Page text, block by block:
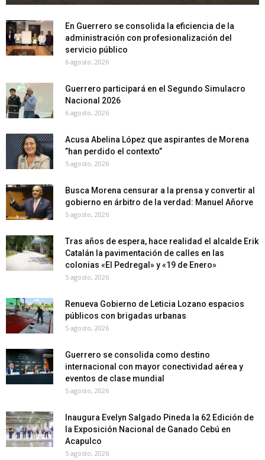
En Guerrero se consolida la eficiencia de la
administración con profesionalización del
servicio público
6 agosto, 2026
Guerrero participará en el Segundo Simulacro
Nacional 2026
6 agosto, 2026
Acusa Abelina López que aspirantes de Morena
”han perdido el contexto”
5 agosto, 2026
Busca Morena censurar a la prensa y convertir al
gobierno en árbitro de la verdad: Manuel Añorve
5 agosto, 2026
Tras años de espera, hace realidad el alcalde Erik
Catalán la pavimentación de calles en las
colonias «El Pedregal» y «19 de Enero»
5 agosto, 2026
Renueva Gobierno de Leticia Lozano espacios
públicos con brigadas urbanas
5 agosto, 2026
Guerrero se consolida como destino
internacional con mayor conectividad aérea y
eventos de clase mundial
5 agosto, 2026
Inaugura Evelyn Salgado Pineda la 62 Edición de
la Exposición Nacional de Ganado Cebú en
Acapulco
5 agosto, 2026